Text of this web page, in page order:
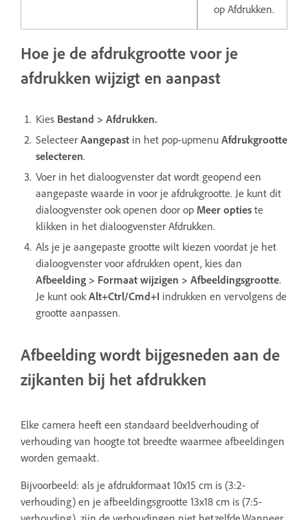
op Afdrukken.
Hoe je de afdrukgrootte voor je
afdrukken wijzigt en aanpast
Kies Bestand > Afdrukken.
Selecteer Aangepast in het pop-upmenu Afdrukgrootte
selecteren.
Voer in het dialoogvenster dat wordt geopend een
aangepaste waarde in voor je afdrukgrootte. Je kunt dit
dialoogvenster ook openen door op Meer opties te
klikken in het dialoogvenster Afdrukken.
Als je je aangepaste grootte wilt kiezen voordat je het
dialoogvenster voor afdrukken opent, kies dan
Afbeelding > Formaat wijzigen > Afbeeldingsgrootte.
Je kunt ook Alt+Ctrl/Cmd+I indrukken en vervolgens de
grootte aanpassen.
Afbeelding wordt bijgesneden aan de
zijkanten bij het afdrukken
Elke camera heeft een standaard beeldverhouding of
verhouding van hoogte tot breedte waarmee afbeeldingen
worden gemaakt.
Bijvoorbeeld: als je afdrukformaat 10x15 cm is (3:2-
verhouding) en je afbeeldingsgrootte 13x18 cm is (7:5-